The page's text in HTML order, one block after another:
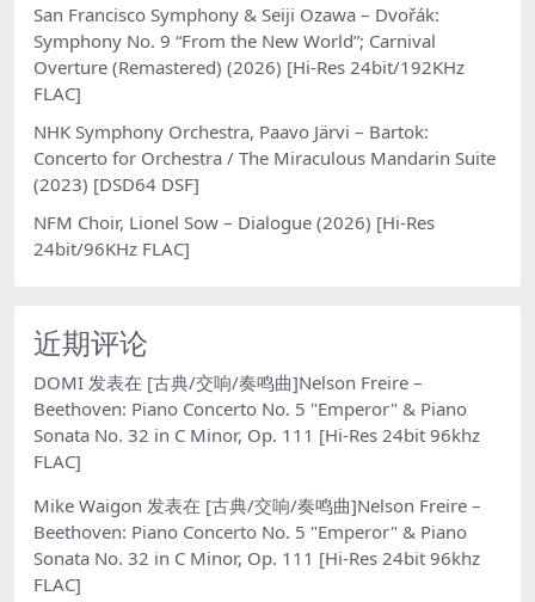
San Francisco Symphony & Seiji Ozawa – Dvořák:
Symphony No. 9 “From the New World”; Carnival
Overture (Remastered) (2026) [Hi-Res 24bit/192KHz
FLAC]
NHK Symphony Orchestra, Paavo Järvi – Bartok:
Concerto for Orchestra / The Miraculous Mandarin Suite
(2023) [DSD64 DSF]
NFM Choir, Lionel Sow – Dialogue (2026) [Hi-Res
24bit/96KHz FLAC]
近期评论
DOMI 发表在 [古典/交响/奏鸣曲]Nelson Freire –
Beethoven: Piano Concerto No. 5 "Emperor" & Piano
Sonata No. 32 in C Minor, Op. 111 [Hi-Res 24bit 96khz
FLAC]
Mike Waigon 发表在 [古典/交响/奏鸣曲]Nelson Freire –
Beethoven: Piano Concerto No. 5 "Emperor" & Piano
Sonata No. 32 in C Minor, Op. 111 [Hi-Res 24bit 96khz
FLAC]